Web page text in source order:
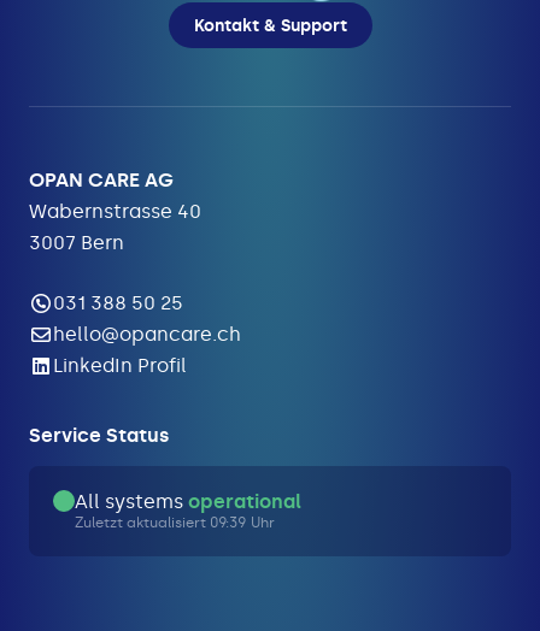
Kontakt & Support
OPAN CARE AG
Wabernstrasse 40
3007 Bern
031 388 50 25
hello@opancare.ch
LinkedIn Profil
Service Status
All systems operational
Zuletzt aktualisiert 09:39 Uhr